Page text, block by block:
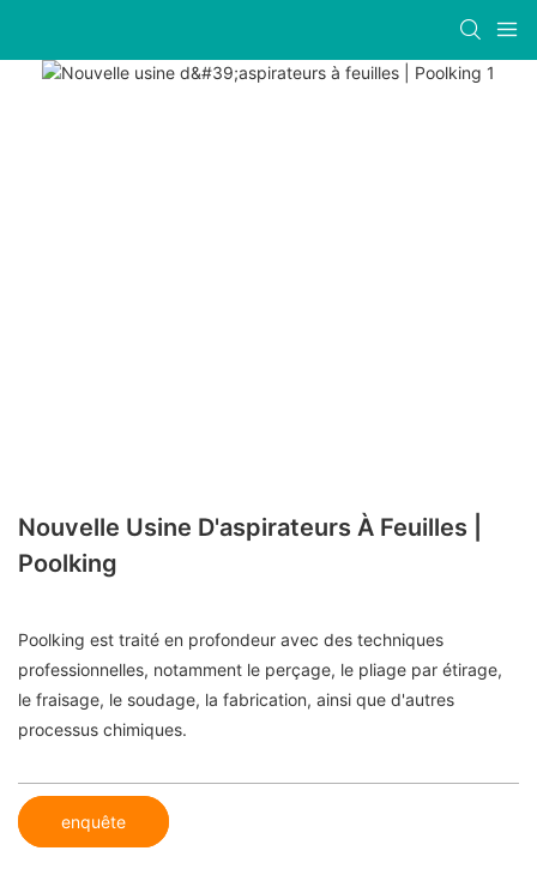
Nouvelle Usine D'aspirateurs À Feuilles |
Poolking
Poolking est traité en profondeur avec des techniques
professionnelles, notamment le perçage, le pliage par étirage,
le fraisage, le soudage, la fabrication, ainsi que d'autres
processus chimiques.
enquête